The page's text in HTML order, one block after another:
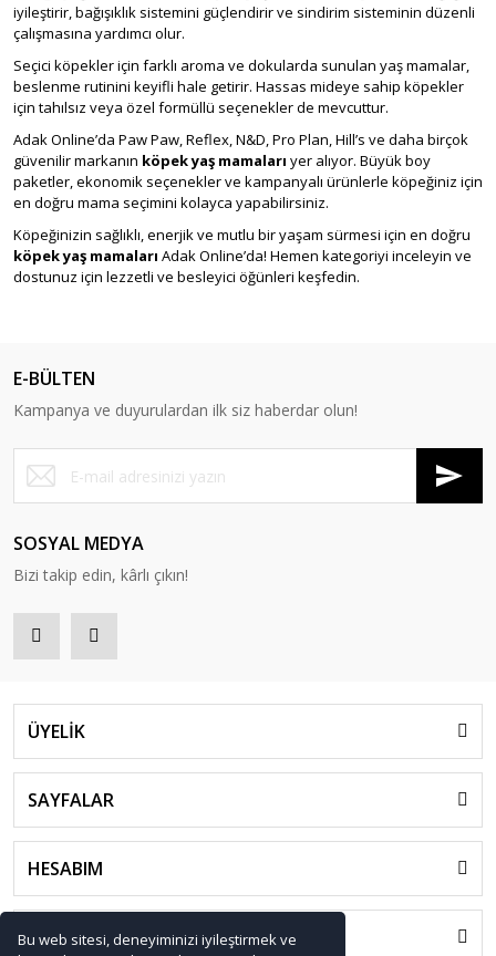
Bu web sitesi, deneyiminizi iyileştirmek ve
iyileştirir, bağışıklık sistemini güçlendirir ve sindirim sisteminin düzenli
çalışmasına yardımcı olur.
Seçici köpekler için farklı aroma ve dokularda sunulan yaş mamalar,
beslenme rutinini keyifli hale getirir. Hassas mideye sahip köpekler
için tahılsız veya özel formüllü seçenekler de mevcuttur.
Adak Online’da Paw Paw, Reflex, N&D, Pro Plan, Hill’s ve daha birçok
güvenilir markanın köpek yaş mamaları yer alıyor. Büyük boy
paketler, ekonomik seçenekler ve kampanyalı ürünlerle köpeğiniz için
en doğru mama seçimini kolayca yapabilirsiniz.
Köpeğinizin sağlıklı, enerjik ve mutlu bir yaşam sürmesi için en doğru
köpek yaş mamaları Adak Online’da! Hemen kategoriyi inceleyin ve
dostunuz için lezzetli ve besleyici öğünleri keşfedin.
E-BÜLTEN
Kampanya ve duyurulardan ilk siz haberdar olun!
SOSYAL MEDYA
Bizi takip edin, kârlı çıkın!
ÜYELİK
SAYFALAR
HESABIM
HIZLI MENÜ